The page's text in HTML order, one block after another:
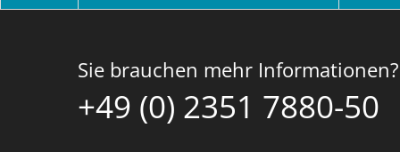
Sie brauchen mehr Informationen?
+49 (0) 2351 7880-50